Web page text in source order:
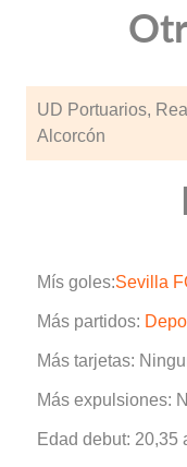
UD Portuarios,
Alcorcón
Mís goles:Sevilla
Más partidos:
Más tarjetas:
Más expulsiones:
Edad debut: 20,35